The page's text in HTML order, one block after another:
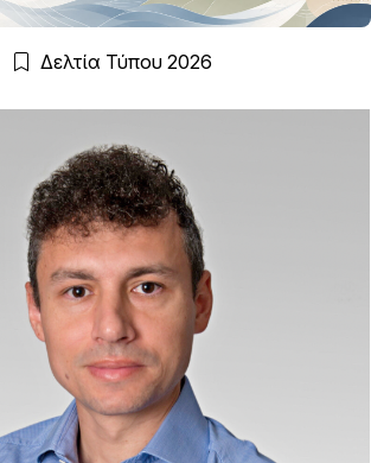
Δελτία Τύπου 2026